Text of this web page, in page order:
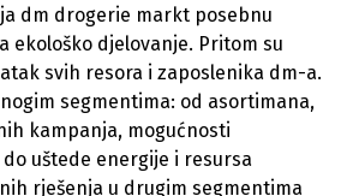
dm drogerie markt posebnu
ekološko djelovanje. Pritom su
svih resora i zaposlenika dm-a.
segmentima: od asortimana,
kampanja, mogućnosti
uštede energije i resursa
rješenja u drugim segmentima